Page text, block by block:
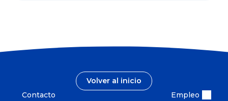
Volver al inicio
Contacto
Empleo